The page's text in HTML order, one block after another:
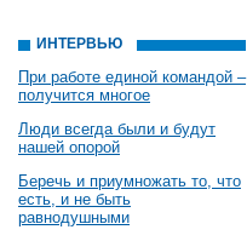
ИНТЕРВЬЮ
При работе единой командой –
получится многое
Люди всегда были и будут
нашей опорой
Беречь и приумножать то, что
есть, и не быть
равнодушными